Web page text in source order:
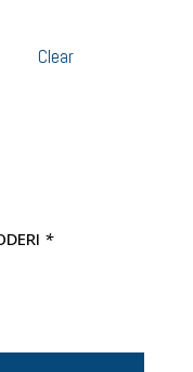
Clear
*